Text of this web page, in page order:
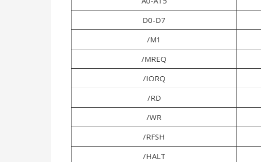
D0-D7
/M1
/MREQ
/IORQ
/RD
/WR
/RFSH
/HALT